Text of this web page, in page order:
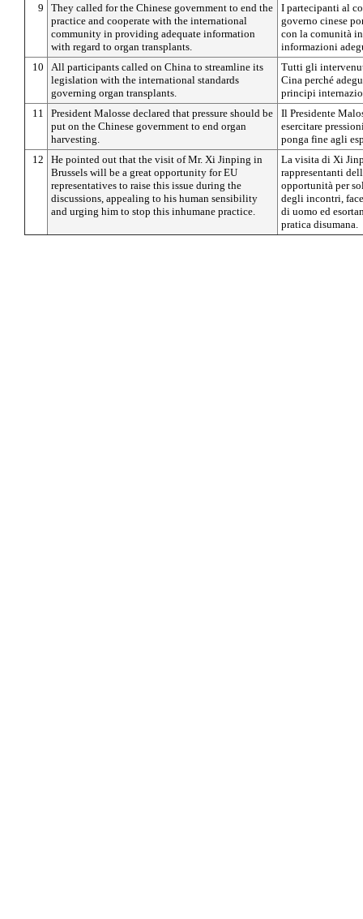
9
They called for the Chinese government to end the
practice and cooperate with the international
community in providing adequate information
with regard to organ transplants.
I partecipanti al
governo cinese
con la comunità
informazioni
10
All participants called on China to streamline its
legislation with the international standards
governing organ transplants.
Tutti gli
Cina perché
principi
11
President Malosse declared that pressure should be
put on the Chinese government to end organ
harvesting.
Il Presidente
esercitare
ponga fine agli
12
He pointed out that the visit of Mr. Xi Jinping in
Brussels will be a great opportunity for EU
representatives to raise this issue during the
discussions, appealing to his human sensibility
and urging him to stop this inhumane practice.
La visita di Xi
rappresentanti
opportunità per
degli incontri,
di uomo ed
pratica disumana.